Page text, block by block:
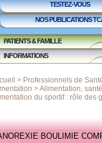
TESTEZ-VOUS
NOS PUBLICATIONS
PATIENTS & FAMILLE
INFORMATIONS
> Professionnels de
>Alimentation,
du sportif : rôle des
BOULIMIE